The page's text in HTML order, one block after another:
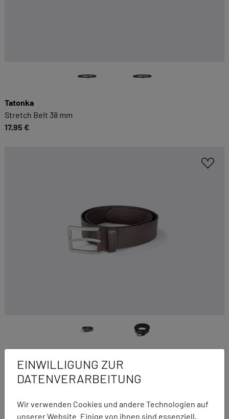
EINWILLIGUNG ZUR
DATENVERARBEITUNG
Wir verwenden Cookies und andere Technologien auf
unserer Website. Einige von ihnen sind essenziell,
Tatonka
Stretch Belt 38 mm
17,95 €
Geldgürtel Classic
ab 47,95 €